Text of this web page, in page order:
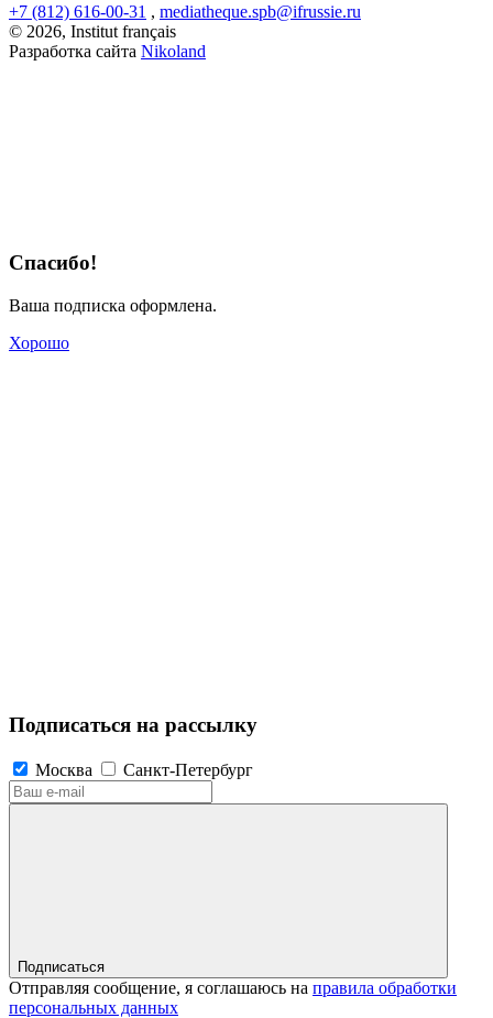
+7 (812) 616-00-31 , mediatheque.spb@ifrussie.ru
© 2026, Institut français
Разработка сайта Nikoland
Спасибо!
Ваша подписка оформлена.
Хорошо
Подписаться на рассылку
Москва Санкт-Петербург
Подписаться
Отправляя сообщение, я соглашаюсь на правила обработки
персональных данных